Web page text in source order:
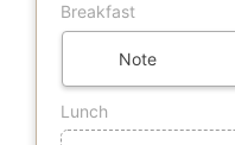
Breakfast
Note
Lunch